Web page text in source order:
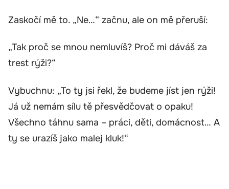
Zaskočí mě to. „Ne…“ začnu, ale on mě přeruší:
„Tak proč se mnou nemluvíš? Proč mi dáváš za
trest rýži?“
Vybuchnu: „To ty jsi řekl, že budeme jíst jen rýži!
Já už nemám sílu tě přesvědčovat o opaku!
Všechno táhnu sama – práci, děti, domácnost… A
ty se urazíš jako malej kluk!“